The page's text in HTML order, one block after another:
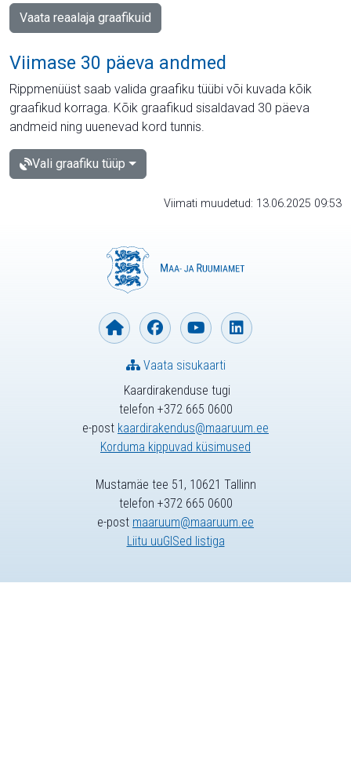
Vaata reaalaja graafikuid
Viimase 30 päeva andmed
Rippmenüüst saab valida graafiku tüübi või kuvada kõik
graafikud korraga. Kõik graafikud sisaldavad 30 päeva
andmeid ning uuenevad kord tunnis.
Vali graafiku tüüp
Viimati muudetud: 13.06.2025 09:53
Kaardirakenduse tugi
telefon +372 665 0600
e-post kaardirakendus@maaruum.ee
Korduma kippuvad küsimused
Vaata sisukaarti
Mustamäe tee 51, 10621 Tallinn
telefon +372 665 0600
e-post maaruum@maaruum.ee
Liitu uuGISed listiga